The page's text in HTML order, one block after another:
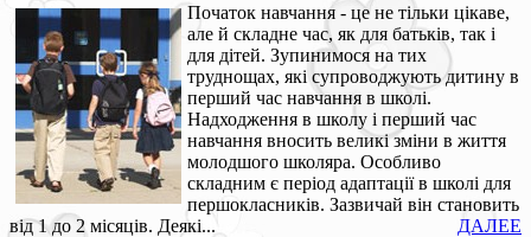
Початок навчання - це не тільки цікаве,
але й складне час, як для батьків, так і
для дітей. Зупинимося на тих
труднощах, які супроводжують дитину в
перший час навчання в школі.
Надходження в школу і перший час
навчання вносить великі зміни в життя
молодшого школяра. Особливо
складним є період адаптації в школі для
першокласників. Зазвичай він становить
від 1 до 2 місяців. Деякі...
ДАЛЕЕ